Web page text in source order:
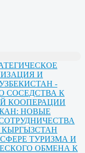
И
-
СОСЕДСТВА К
КООПЕРАЦИИ
НОВЫЕ
КЫРГЫЗСТАН
ТУРИЗМА И
ОБМЕНА К